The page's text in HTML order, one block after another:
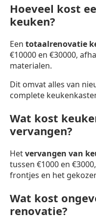
Hoeveel kost
keuken?
Een totaalrenovatie
€10000 en €30000,
materialen.
Dit omvat alles van
complete
Wat kost
vervangen?
Hetvervangen van
tussen €1000 en
frontjes en het
Wat kost
renovatie?